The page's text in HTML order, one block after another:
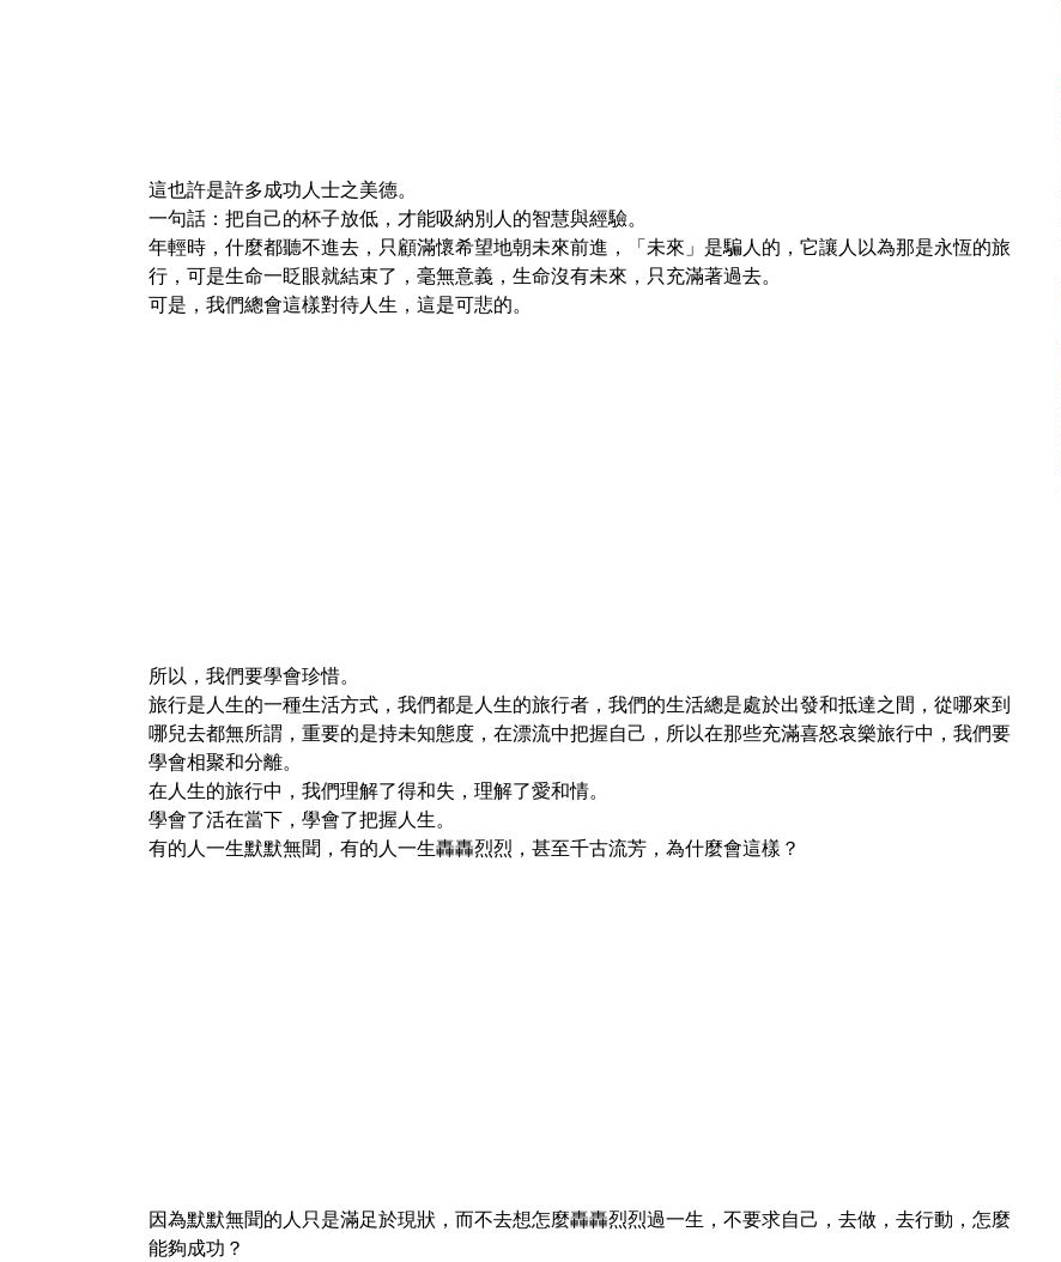
這也許是許多成功人士之美德。
一句話：把自己的杯子放低，才能吸納別人的智慧與經驗。
年輕時，什麼都聽不進去，只顧滿懷希望地朝未來前進，「未來」是騙人的，它讓人以為那是永恆的旅
行，可是生命一眨眼就結束了，毫無意義，生命沒有未來，只充滿著過去。
可是，我們總會這樣對待人生，這是可悲的。
所以，我們要學會珍惜。
旅行是人生的一種生活方式，我們都是人生的旅行者，我們的生活總是處於出發和抵達之間，從哪來到
哪兒去都無所謂，重要的是持未知態度，在漂流中把握自己，所以在那些充滿喜怒哀樂旅行中，我們要
學會相聚和分離。
在人生的旅行中，我們理解了得和失，理解了愛和情。
學會了活在當下，學會了把握人生。
有的人一生默默無聞，有的人一生轟轟烈烈，甚至千古流芳，為什麼會這樣？
因為默默無聞的人只是滿足於現狀，而不去想怎麼轟轟烈烈過一生，不要求自己，去做，去行動，怎麼
能夠成功？